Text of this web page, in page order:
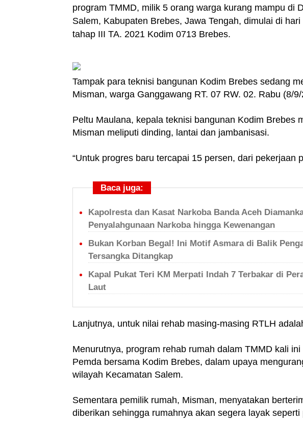
program TMMD, milik 5 orang warga kurang mampu di
Salem, Kabupaten Brebes, Jawa Tengah, dimulai di
tahap III TA. 2021 Kodim 0713 Brebes.
Tampak para teknisi bangunan Kodim Brebes sedang
Misman, warga Ganggawang RT. 07 RW. 02. Rabu (8/
Peltu Maulana, kepala teknisi bangunan Kodim Brebes
Misman meliputi dinding, lantai dan jambanisasi.
“Untuk progres baru tercapai 15 persen, dari pekerjaan
Baca juga:
Kapolresta dan Kasat Narkoba Banda Aceh
Penyalahgunaan Narkoba hingga Kewenangan
Bukan Korban Begal! Ini Motif Asmara di Balik
Tersangka Ditangkap
Kapal Pukat Teri KM Merpati Indah 7 Terbakar di
Laut
Lanjutnya, untuk nilai rehab masing-masing RTLH
Menurutnya, program rehab rumah dalam TMMD kali
Pemda bersama Kodim Brebes, dalam upaya
wilayah Kecamatan Salem.
Sementara pemilik rumah, Misman, menyatakan
diberikan sehingga rumahnya akan segera layak seperti